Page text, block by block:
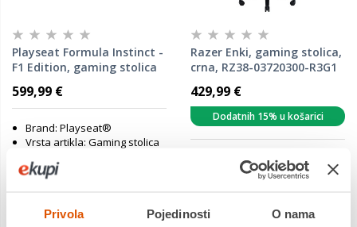
Privola Pojedinosti O nama
Playseat Formula Instinct -
F1 Edition, gaming stolica
599,99 €
Brand: Playseat®
Vrsta artikla: Gaming stolica
Jamstvo:1 god
Razer Enki, gaming stolica,
crna, RZ38-03720300-R3G1
429,99 €
Dodatnih 15% u košarici
Brand: Razer
Vrsta artikla: Gaming stolica
Jamstvo:3 god